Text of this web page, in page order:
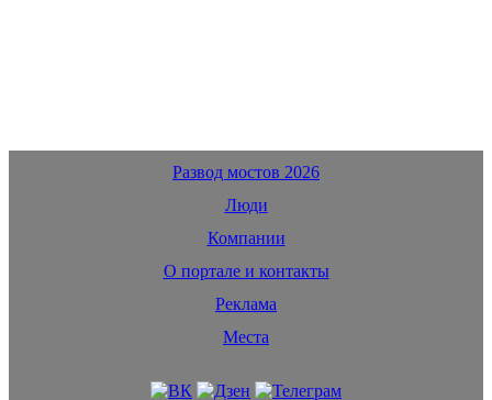
Развод мостов 2026
Люди
Компании
О портале и контакты
Реклама
Места